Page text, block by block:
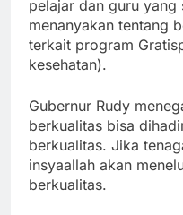
pelajar dan guru yang
menanyakan tentang
terkait program
kesehatan).
Gubernur Rudy
berkualitas bisa
berkualitas. Jika
insyaallah akan
berkualitas.